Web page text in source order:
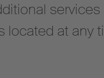
located at any